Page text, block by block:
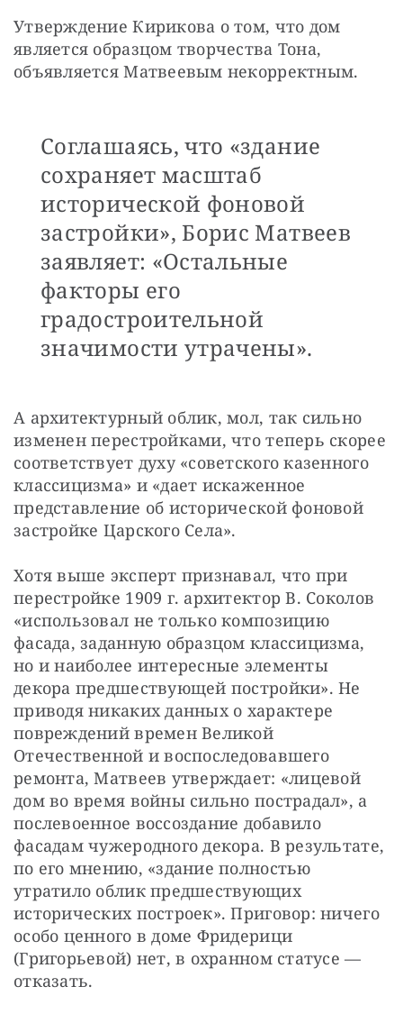
Утверждение Кирикова о том, что дом
является образцом творчества Тона,
объявляется Матвеевым некорректным.
Соглашаясь, что «здание
сохраняет масштаб
исторической фоновой
застройки», Борис Матвеев
заявляет: «Остальные
факторы его
градостроительной
значимости утрачены».
А архитектурный облик, мол, так сильно
изменен перестройками, что теперь скорее
соответствует духу «советского казенного
классицизма» и «дает искаженное
представление об исторической фоновой
застройке Царского Села».
Хотя выше эксперт признавал, что при
перестройке 1909 г. архитектор В. Соколов
«использовал не только композицию
фасада, заданную образцом классицизма,
но и наиболее интересные элементы
декора предшествующей постройки». Не
приводя никаких данных о характере
повреждений времен Великой
Отечественной и воспоследовавшего
ремонта, Матвеев утверждает: «лицевой
дом во время войны сильно пострадал», а
послевоенное воссоздание добавило
фасадам чужеродного декора. В результате,
по его мнению, «здание полностью
утратило облик предшествующих
исторических построек». Приговор: ничего
особо ценного в доме Фридерици
(Григорьевой) нет, в охранном статусе —
отказать.